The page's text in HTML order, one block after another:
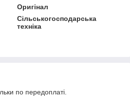
Оригінал
Сільськогосподарська
техніка
по передоплаті.